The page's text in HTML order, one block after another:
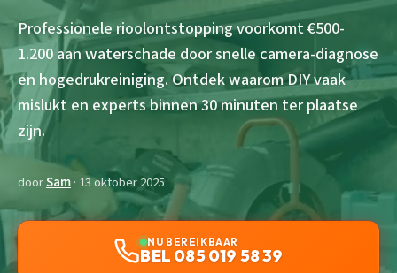
Professionele rioolontstopping voorkomt €500-
1.200 aan waterschade door snelle camera-diagnose
en hogedrukreiniging. Ontdek waarom DIY vaak
mislukt en experts binnen 30 minuten ter plaatse
zijn.
doorSam· 13 oktober 2025
NU BEREIKBAAR
BEL 085 019 58 39